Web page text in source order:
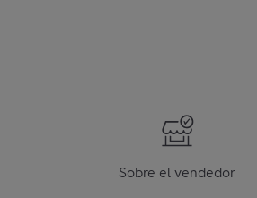
Sobre el vendedor